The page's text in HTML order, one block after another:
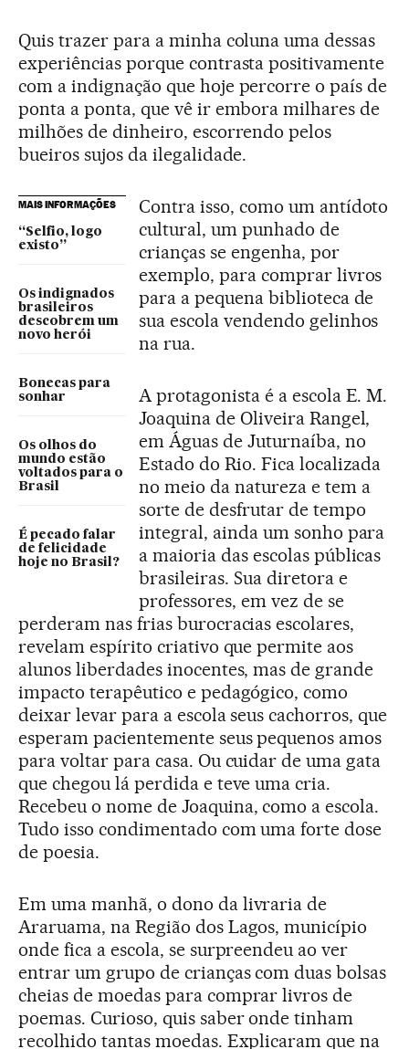
Quis trazer para a minha coluna uma dessas
experiências porque contrasta positivamente
com a indignação que hoje percorre o país de
ponta a ponta, que vê ir embora milhares de
milhões de dinheiro, escorrendo pelos
bueiros sujos da ilegalidade.
MAIS INFORMAÇÕES
“Selfio, logo
existo”
Os indignados
brasileiros
descobrem um
novo herói
Bonecas para
sonhar
Os olhos do
mundo estão
voltados para o
Brasil
É pecado falar
de felicidade
hoje no Brasil?
Contra isso, como um antídoto
cultural, um punhado de
crianças se engenha, por
exemplo, para comprar livros
para a pequena biblioteca de
sua escola vendendo gelinhos
na rua.
A protagonista é a escola E. M.
Joaquina de Oliveira Rangel,
em Águas de Juturnaíba, no
Estado do Rio. Fica localizada
no meio da natureza e tem a
sorte de desfrutar de tempo
integral, ainda um sonho para
a maioria das escolas públicas
brasileiras. Sua diretora e
professores, em vez de se
perderam nas frias burocracias escolares,
revelam espírito criativo que permite aos
alunos liberdades inocentes, mas de grande
impacto terapêutico e pedagógico, como
deixar levar para a escola seus cachorros, que
esperam pacientemente seus pequenos amos
para voltar para casa. Ou cuidar de uma gata
que chegou lá perdida e teve uma cria.
Recebeu o nome de Joaquina, como a escola.
Tudo isso condimentado com uma forte dose
de poesia.
Em uma manhã, o dono da livraria de
Araruama, na Região dos Lagos, município
onde fica a escola, se surpreendeu ao ver
entrar um grupo de crianças com duas bolsas
cheias de moedas para comprar livros de
poemas. Curioso, quis saber onde tinham
recolhido tantas moedas. Explicaram que na